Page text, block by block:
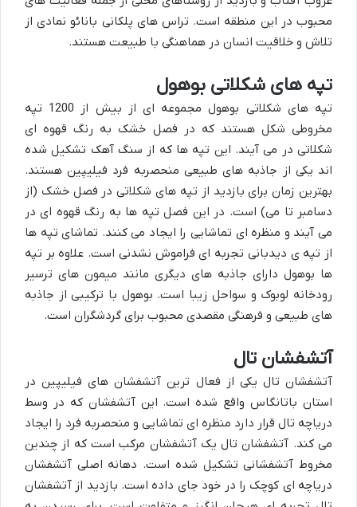
محبوب در این منطقه است. تراس های پلکانی بانائو نمادی از
تلاش و خلاقیت انسان در هماهنگی با طبیعت هستند.
تپه های شکلاتی بوهول
تپه های شکلاتی بوهول مجموعه ای از بیش از 1200 تپه
مخروطی شکل هستند که در فصل خشک به رنگ قهوه ای
شکلاتی در می آیند. این تپه ها که از سنگ آهک تشکیل شده
اند یکی از جاذبه های طبیعی منحصربه فرد فیلیپین هستند.
بهترین زمان برای بازدید از تپه های شکلاتی در فصل خشک (از
دسامبر تا می) است. در این فصل تپه ها به رنگ قهوه ای در
می آیند و منظره ای تماشایی را ایجاد می کنند. تماشای تپه ها
از تپه ی دیدبانی تجربه ای فراموش نشدنی است. علاوه بر تپه
ها بوهول دارای جاذبه های دیگری مانند میمون های ترسیر
رودخانه لوبوک و سواحل زیبا است. بوهول با ترکیبی از جاذبه
های طبیعی و فرهنگی مقصدی محبوب برای گردشگران است.
آتشفشان تال
آتشفشان تال یکی از فعال ترین آتشفشان های فیلیپین در
استان باتانگاس واقع شده است. این آتشفشان که در وسط
دریاچه تال قرار دارد منظره ای تماشایی و منحصربه فرد را ایجاد
می کند. آتشفشان تال یک آتشفشان مرکب است که از چندین
مخروط آتشفشانی تشکیل شده است. دهانه اصلی آتشفشان
دریاچه ای کوچک را در خود جای داده است. بازدید از آتشفشان